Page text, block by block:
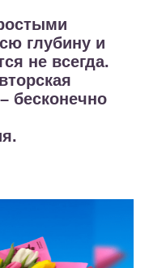
глубину и
не всегда.
бесконечно